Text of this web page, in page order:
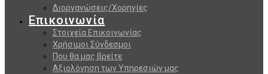
Διοργανώσεις/Χορηγίες
Επικοινωνία
Στοιχεία Επικοινωνίας
Χρήσιμοι Σύνδεσμοι
Που θα μας βρείτε
Αξιολόγηση των Υπηρεσιών μας